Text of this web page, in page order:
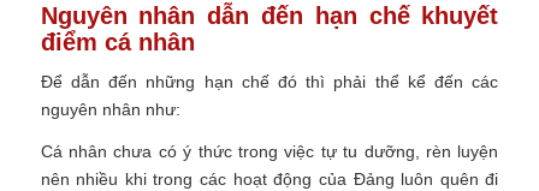
Nguyên nhân dẫn đến hạn chế khuyết
điểm cá nhân
Để dẫn đến những hạn chế đó thì phải thể kể đến các
nguyên nhân như:
Cá nhân chưa có ý thức trong việc tự tu dưỡng, rèn luyện
nên nhiều khi trong các hoạt động của Đảng luôn quên đi